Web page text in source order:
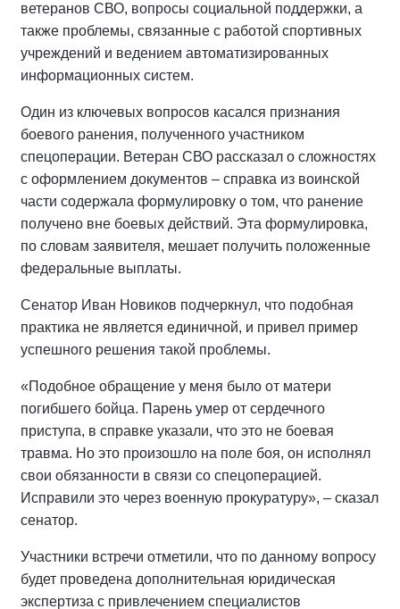
ветеранов СВО, вопросы социальной поддержки, а
также проблемы, связанные с работой спортивных
учреждений и ведением автоматизированных
информационных систем.
Один из ключевых вопросов касался признания
боевого ранения, полученного участником
спецоперации. Ветеран СВО рассказал о сложностях
с оформлением документов – справка из воинской
части содержала формулировку о том, что ранение
получено вне боевых действий. Эта формулировка,
по словам заявителя, мешает получить положенные
федеральные выплаты.
Сенатор Иван Новиков подчеркнул, что подобная
практика не является единичной, и привел пример
успешного решения такой проблемы.
«Подобное обращение у меня было от матери
погибшего бойца. Парень умер от сердечного
приступа, в справке указали, что это не боевая
травма. Но это произошло на поле боя, он исполнял
свои обязанности в связи со спецоперацией.
Исправили это через военную прокуратуру», – сказал
сенатор.
Участники встречи отметили, что по данному вопросу
будет проведена дополнительная юридическая
экспертиза с привлечением специалистов